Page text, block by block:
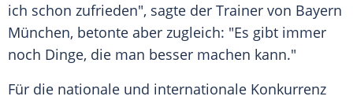
ich schon zufrieden", sagte der Trainer von Bayern
München, betonte aber zugleich: "Es gibt immer
noch Dinge, die man besser machen kann."
Für die nationale und internationale Konkurrenz